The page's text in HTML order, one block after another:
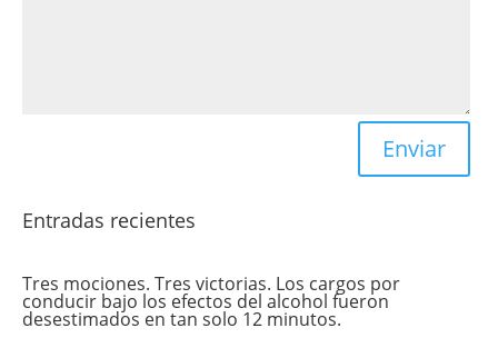
Enviar
Entradas recientes
Tres mociones. Tres victorias. Los cargos por
conducir bajo los efectos del alcohol fueron
desestimados en tan solo 12 minutos.